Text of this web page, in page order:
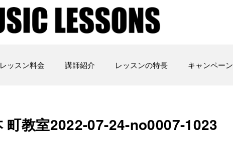
レッスン料金 講師紹介 レッスンの特長 キャンペーン
町教室2022-07-24-­no0007-­1023